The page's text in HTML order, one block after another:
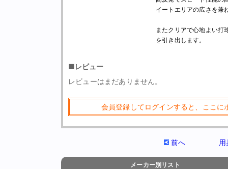
イートエリアの広さを兼
またクリアで心地よい打
を引き出します。
■レビュー
レビューはまだありません。
会員登録してログインすると、ここ
前へ
メーカー別リスト